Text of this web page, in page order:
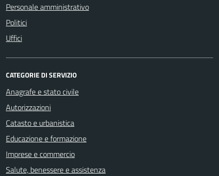
Personale amministrativo
Politici
Uffici
CATEGORIE DI SERVIZIO
Anagrafe e stato civile
Autorizzazioni
Catasto e urbanistica
Educazione e formazione
Imprese e commercio
Salute, benessere e assistenza